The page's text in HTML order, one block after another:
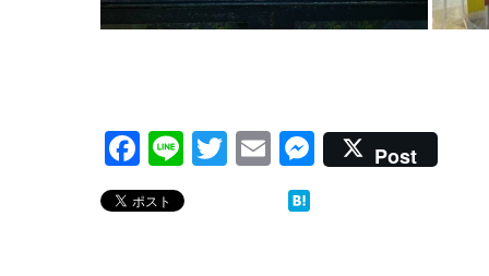
Facebook
LineTwitter
EmailMessenger
Post